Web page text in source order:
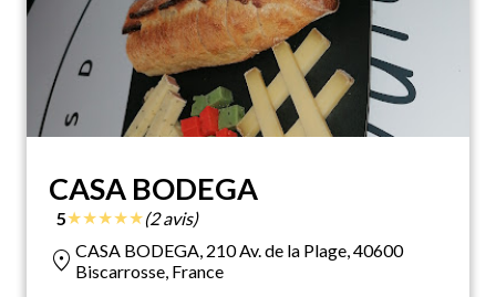
CASA BODEGA
5★★★★★(2 avis)
location_on CASA BODEGA, 210 Av. de la Plage, 40600
Biscarrosse, France